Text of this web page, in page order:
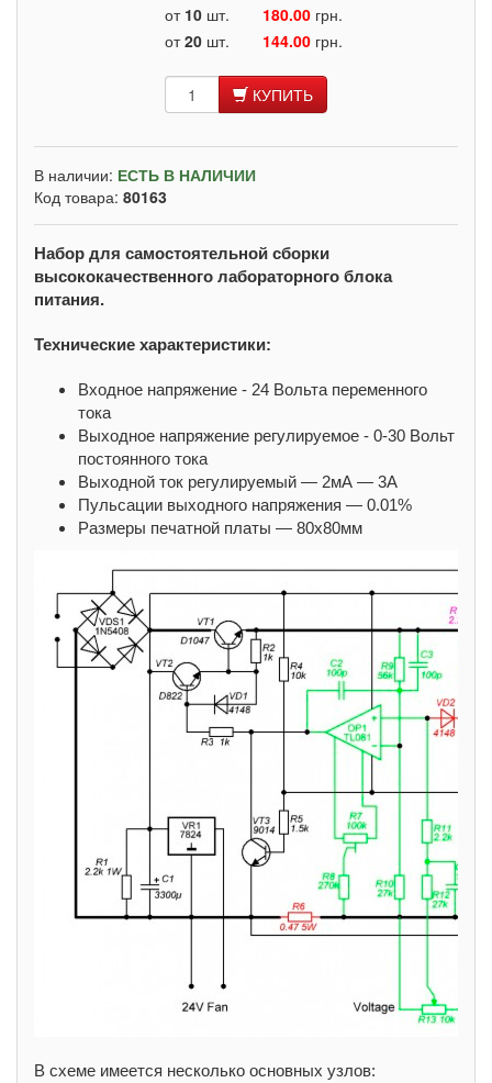
от 10 шт. 180.00 грн.
от20 шт. 144.00 грн.
КУПИТЬ
В наличии: ЕСТЬ В НАЛИЧИИ
Код товара: 80163
Набор для самостоятельной сборки
высококачественного лабораторного блока
питания.
Технические характеристики:
Входное напряжение - 24 Вольта переменного
тока
Выходное напряжение регулируемое - 0-30 Вольт
постоянного тока
Выходной ток регулируемый — 2мА — 3А
Пульсации выходного напряжения — 0.01%
Размеры печатной платы — 80х80мм
В схеме имеется несколько основных узлов: